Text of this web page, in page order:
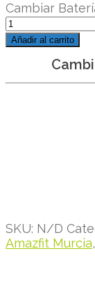
Cambiar
Añadir al carrito
SKU: N/D
Amazfit Murcia,